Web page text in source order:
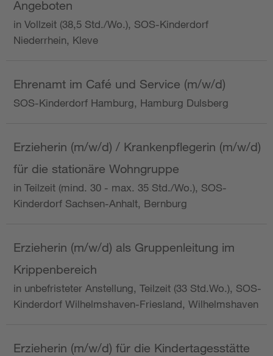
Angeboten
in Vollzeit (38,5 Std./Wo.), SOS-Kinderdorf
Niederrhein, Kleve
Ehrenamt im Café und Service (m/w/d)
SOS-Kinderdorf Hamburg, Hamburg Dulsberg
Erzieherin (m/w/d) / Krankenpflegerin (m/w/d)
für die stationäre Wohngruppe
in Teilzeit (mind. 30 - max. 35 Std./Wo.), SOS-
Kinderdorf Sachsen-Anhalt, Bernburg
Erzieherin (m/w/d) als Gruppenleitung im
Krippenbereich
in unbefristeter Anstellung, Teilzeit (33 Std.Wo.), SOS-
Kinderdorf Wilhelmshaven-Friesland, Wilhelmshaven
Erzieherin (m/w/d) für die Kindertagesstätte